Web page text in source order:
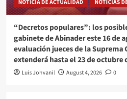
NOTICIA DE ACTUALIDAD NOTICIAS
“Decretos populares”: los
gabinete de Abinader este 16 de
evaluación jueces de la Suprema
extenderá hasta el 23 de octubre
Luis Johvanil August 4, 2026 0